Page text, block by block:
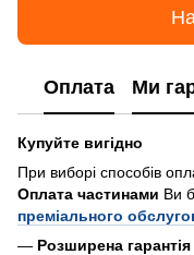
Оплата Ми
Купуйте вигідно
При виборі способів
Оплата частинами Ви
преміального
— Розширена гарантія